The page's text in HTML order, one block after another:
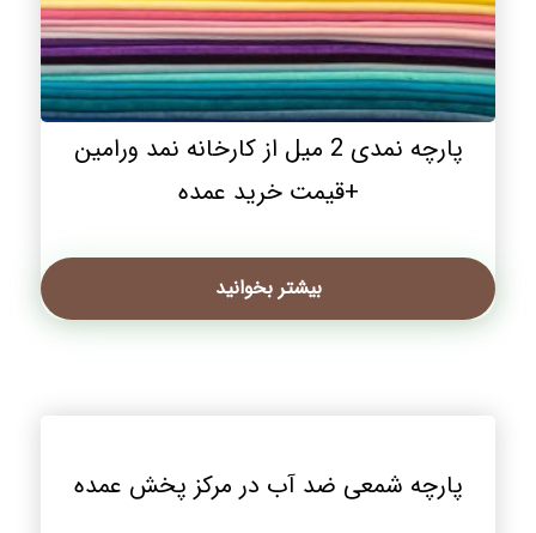
پارچه نمدی 2 میل از کارخانه نمد ورامین
+قیمت خرید عمده
بیشتر بخوانید
پارچه شمعی ضد آب در مرکز پخش عمده